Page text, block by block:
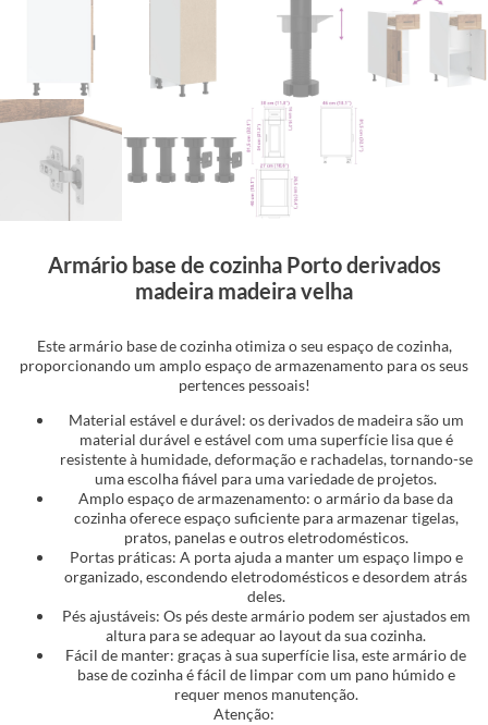
Armário base de cozinha Porto derivados
madeira madeira velha
Este armário base de cozinha otimiza o seu espaço de cozinha,
proporcionando um amplo espaço de armazenamento para os seus
pertences pessoais!
Material estável e durável: os derivados de madeira são um
material durável e estável com uma superfície lisa que é
resistente à humidade, deformação e rachadelas, tornando-se
uma escolha fiável para uma variedade de projetos.
Amplo espaço de armazenamento: o armário da base da
cozinha oferece espaço suficiente para armazenar tigelas,
pratos, panelas e outros eletrodomésticos.
Portas práticas: A porta ajuda a manter um espaço limpo e
organizado, escondendo eletrodomésticos e desordem atrás
deles.
Pés ajustáveis: Os pés deste armário podem ser ajustados em
altura para se adequar ao layout da sua cozinha.
Fácil de manter: graças à sua superfície lisa, este armário de
base de cozinha é fácil de limpar com um pano húmido e
requer menos manutenção.
Atenção: